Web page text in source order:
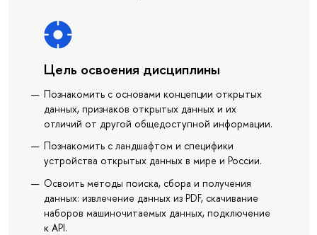
Цель освоения дисциплины
Познакомить с основами концепции открытых
данных, признаков открытых данных и их
отличий от другой общедоступной информации.
Познакомить с ландшафтом и специфики
устройства открытых данных в мире и России.
Освоить методы поиска, сбора и получения
данных: извлечение данных из PDF, скачивание
наборов машиночитаемых данных, подключение
к API.